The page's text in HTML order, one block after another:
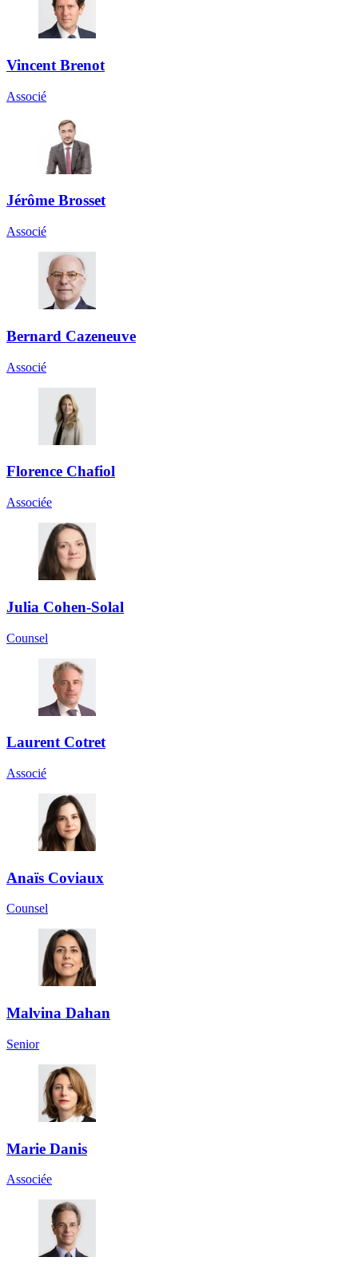
Vincent Brenot
Associé
Jérôme Brosset
Associé
Bernard Cazeneuve
Associé
Florence Chafiol
Associée
Julia Cohen-Solal
Counsel
Laurent Cotret
Associé
Anaïs Coviaux
Counsel
Malvina Dahan
Senior
Marie Danis
Associée